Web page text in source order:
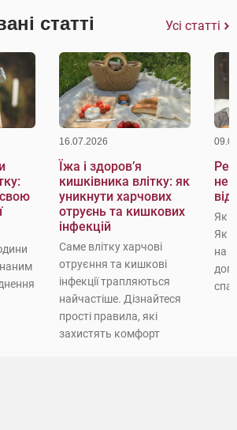
статті Усі статті
16.07.2026
Їжа і здоров’я
кишківника влітку: як
уникнути харчових
отруєнь та кишкових
інфекцій
Саме влітку харчові
отруєння та кишкові
інфекції трапляються
найчастіше. Дізнайтеся
прості правила, які
захистять комфорт
не
Як
Як
на